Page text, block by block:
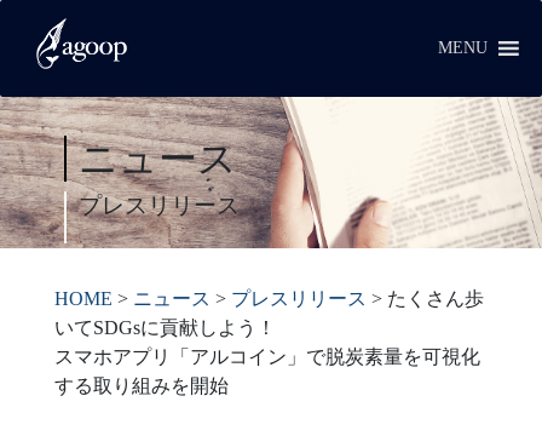
MENU
ニュース
プレスリリース
HOME > ニュース > プレスリリース > たくさん歩
いてSDGsに貢献しよう！
スマホアプリ「アルコイン」で脱炭素量を可視化
する取り組みを開始